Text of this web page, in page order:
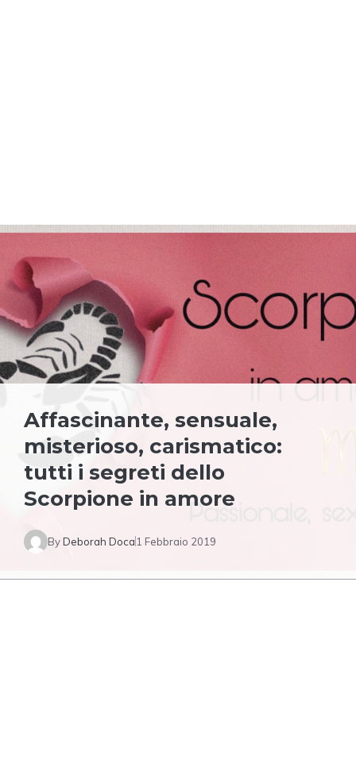
Affascinante, sensuale,
misterioso, carismatico:
tutti i segreti dello
Scorpione in amore
ByDeborah Doca 1 Febbraio 2019